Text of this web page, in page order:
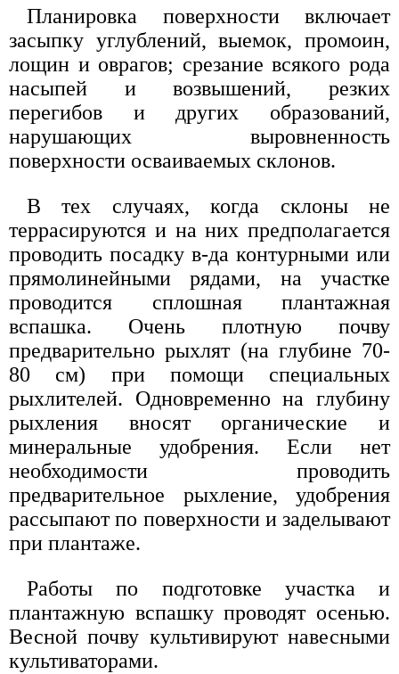
Планировка поверхности включает
засыпку углублений, выемок, промоин,
лощин и оврагов; срезание всякого рода
насыпей и возвышений, резких
перегибов и других образований,
нарушающих выровненность
поверхности осваиваемых склонов.
В тех случаях, когда склоны не
террасируются и на них предполагается
проводить посадку в-да контурными или
прямолинейными рядами, на участке
проводится сплошная плантажная
вспашка. Очень плотную почву
предварительно рыхлят (на глубине 70-
80 см) при помощи специальных
рыхлителей. Одновременно на глубину
рыхления вносят органические и
минеральные удобрения. Если нет
необходимости проводить
предварительное рыхление, удобрения
рассыпают по поверхности и заделывают
при плантаже.
Работы по подготовке участка и
плантажную вспашку проводят осенью.
Весной почву культивируют навесными
культиваторами.